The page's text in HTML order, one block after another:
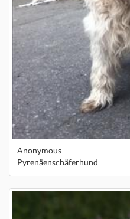
Anonymous
Pyrenäenschäferhund